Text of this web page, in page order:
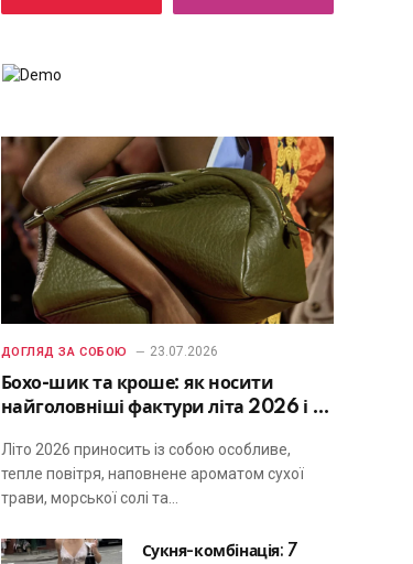
ДОГЛЯД ЗА СОБОЮ 23.07.2026
Бохо-шик та кроше: як носити
найголовніші фактури літа 2026 і не
Літо 2026 приносить із собою особливе,
тепле повітря, наповнене ароматом сухої
трави, морської солі та…
Сукня-комбінація: 7